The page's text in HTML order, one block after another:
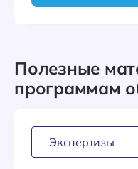
Полезные
программам
Экспертизы